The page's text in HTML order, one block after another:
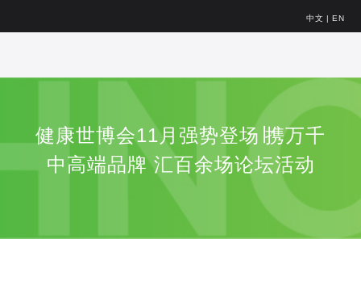
中文 | EN
健康世博会11月强势登场∣携万千
中高端品牌 汇百余场论坛活动